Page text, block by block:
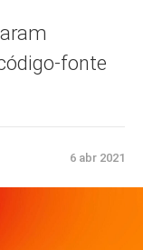
fonte
6 abr 2021